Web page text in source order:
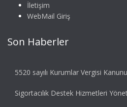
İletişim
WebMail Giriş
Son Haberler
5520 sayılı Kurumlar Vergisi
Sigortacılık Destek Hizmetleri